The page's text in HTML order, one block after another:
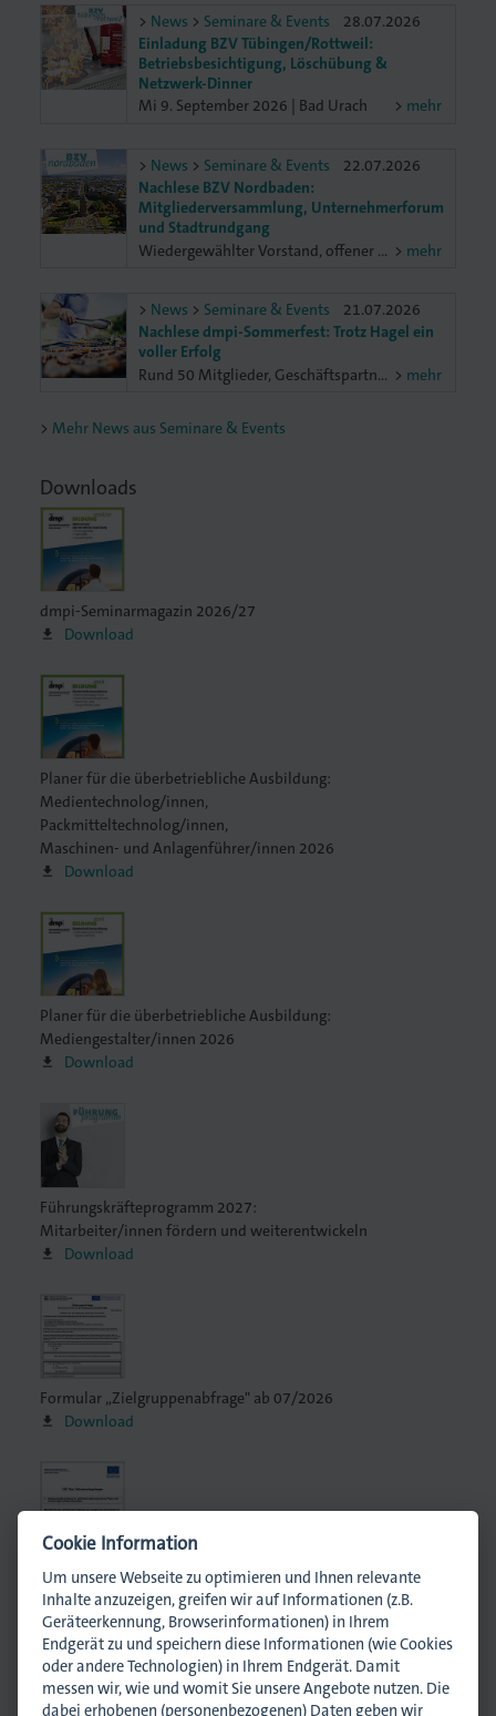
News Seminare & Events
28.07.2026
Einladung BZV Tübingen/Rottweil:
Betriebsbesichtigung, Löschübung &
Netzwerk-Dinner
Mi 9. September 2026 | Bad Urach
mehr
News Seminare & Events
22.07.2026
Nachlese BZV Nordbaden:
Mitgliederversammlung, Unternehmerforum
und Stadtrundgang
Wiedergewählter Vorstand, offener Austausch zu aktuellen Branchenthemen und ein gemeinsamer Blick auf Mannheim: Bei sommerlichen Temperaturen kamen am 9. Juli Unternehmerinnen und Unternehmer der Druck- und Medienbranche zum Netzwerktreffen der dmpi-Bezirksvereinigung Nordbaden in Mannheim zusammen. Neben der Mitgliederversammlung standen ein Unternehmerforum, eine besondere Stadtführung und ein gemeinsames Netzwerk-Dinner auf dem Programm.
mehr
News Seminare & Events
21.07.2026
Nachlese dmpi-Sommerfest: Trotz Hagel ein
voller Erfolg
Rund 50 Mitglieder, Geschäftspartner und Freunde der dmpi-Verbände kamen am Freitag, 17. Juli, zum traditionellen Sommergrillfest zusammen. Auch wenn ein Hagelschauer kurzfristig für eine Planänderung sorgte, tat dies der guten Stimmung keinen Abbruch.
mehr
Mehr News aus Seminare & Events
Downloads
dmpi-Seminarmagazin 2026/27
Download
Planer für die überbetriebliche Ausbildung:
Medientechnolog/innen,
Packmitteltechnolog/innen,
Maschinen- und Anlagenführer/innen 2026
Download
Planer für die überbetriebliche Ausbildung:
Mediengestalter/innen 2026
Download
Führungskräfteprogramm 2027:
Mitarbeiter/innen fördern und weiterentwickeln
Download
Formular „Zielgruppenabfrage" ab 07/2026
Download
Formular „Teilnahmefragebogen" ab 07/2026
Download
Ansprechpartner
Cookie Information
Um unsere Webseite zu optimieren und Ihnen relevante
Inhalte anzuzeigen, greifen wir auf Informationen (z.B.
Geräteerkennung, Browserinformationen) in Ihrem
Endgerät zu und speichern diese Informationen (wie Cookies
oder andere Technologien) in Ihrem Endgerät. Damit
messen wir, wie und womit Sie unsere Angebote nutzen. Die
dabei erhobenen (personenbezogenen) Daten geben wir